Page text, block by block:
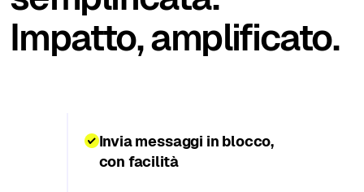
Impatto, amplificato.
Invia messaggi in blocco,
con facilità